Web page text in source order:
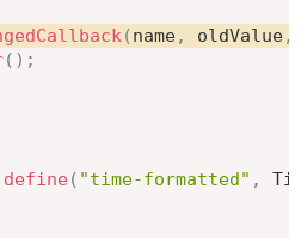
(name, oldValue,
( ) ;
define ( "time-formatted" ,